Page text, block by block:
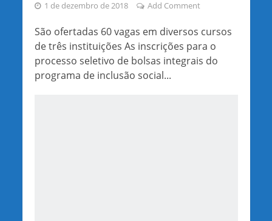
1 de dezembro de 2018 Add Comment
São ofertadas 60 vagas em diversos cursos
de três instituições As inscrições para o
processo seletivo de bolsas integrais do
programa de inclusão social...